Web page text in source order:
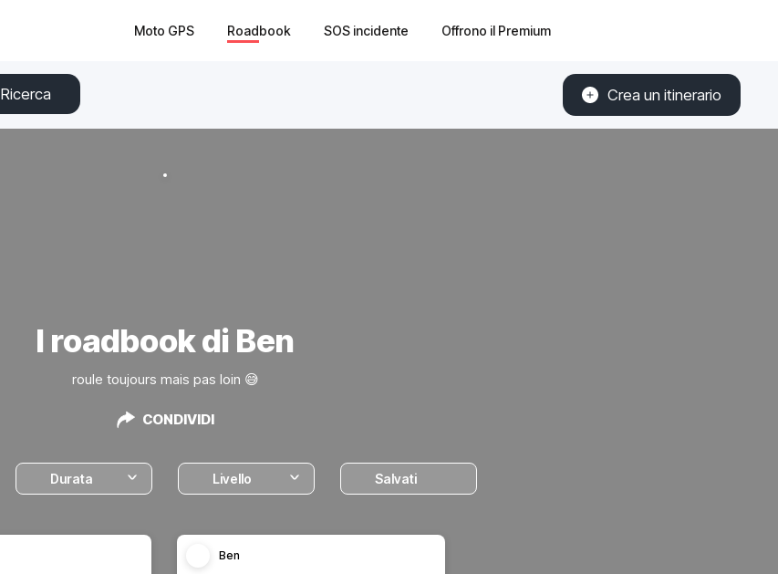
Moto GPS Roadbook SOS incidente Offrono il Premium
Ricerca Crea un itinerario
I roadbook di Ben
roule toujours mais pas loin 😅
CONDIVIDI
Durata Livello Salvati
Ben